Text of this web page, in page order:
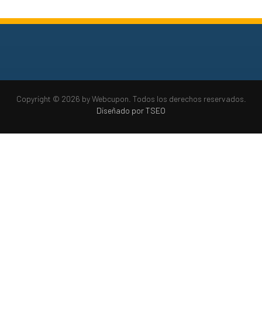
Copyright © 2026 by Webcupon. Todos los derechos reservados.
Diseñado por TSEO